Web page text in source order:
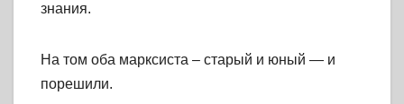
знания.
На том оба марксиста – старый и юный — и
порешили.